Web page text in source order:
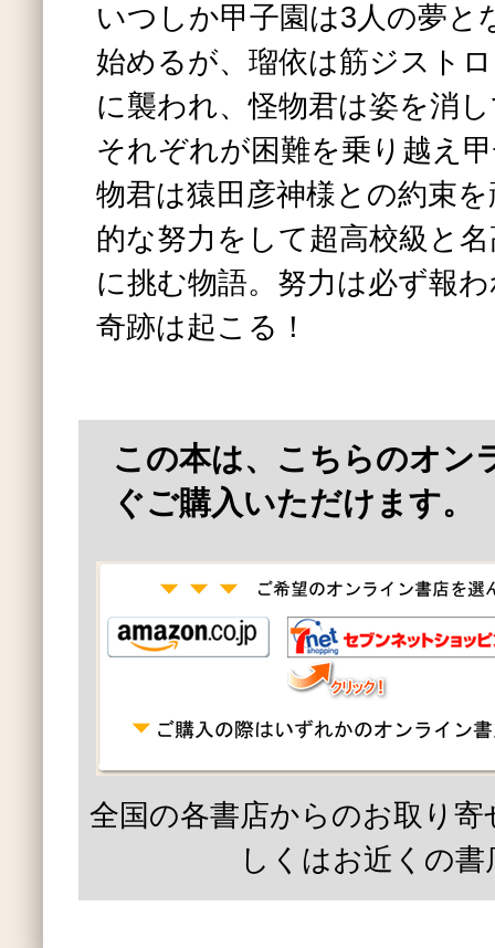
いつしか甲子園は3人の夢と
始めるが、瑠依は筋ジスト
に襲われ、怪物君は姿を消
それぞれが困難を乗り越え
物君は猿田彦神様との約束
的な努力をして超高校級と
に挑む物語。努力は必ず報
奇跡は起こる！
この本は、こちらのオン
ぐご購入いただけます。
全国の各書店からのお取り
しくはお近くの書